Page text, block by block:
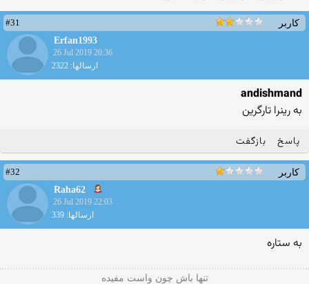
کاربر
#31
Erfan1993
26 Jul 2019 20:36
ارسالها: 2322
andishmand
به رینرا تارگرین
پاسخ بازگفت
کاربر
#32
Raha62
26 Jul 2019 22:03
ارسالها: 339
به ستاره
تنها باش چون واست مفیده